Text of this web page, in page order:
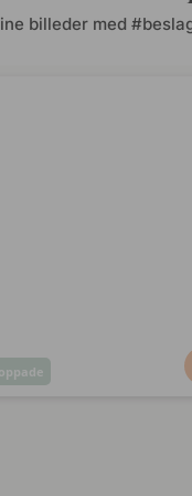
billeder med